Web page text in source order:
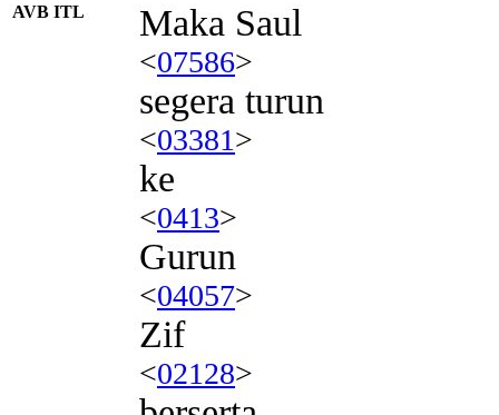
AVB ITL Maka Saul
<07586>
segera turun
<03381>
ke
<0413>
Gurun
<04057>
Zif
<02128>